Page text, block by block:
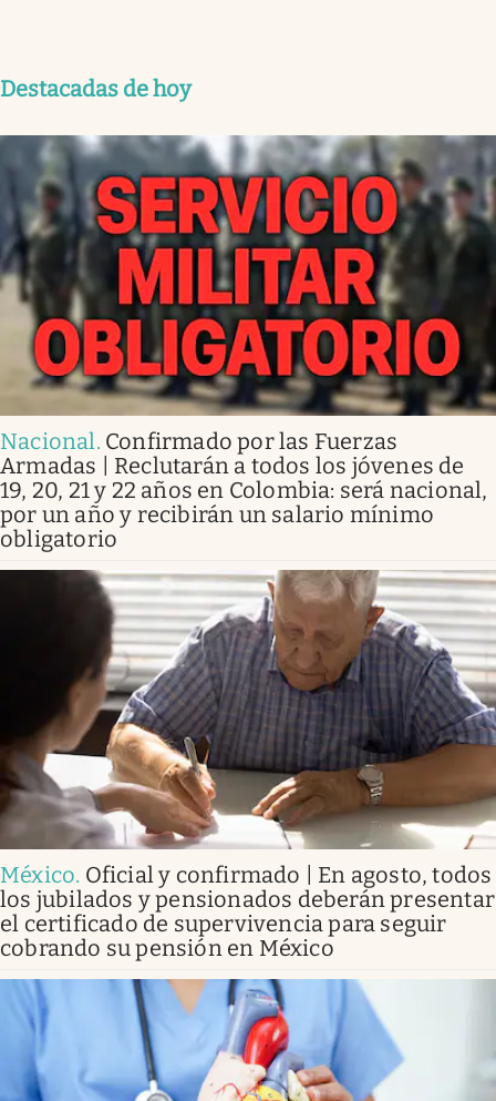
Destacadas de hoy
Nacional. Confirmado por las Fuerzas
Armadas | Reclutarán a todos los jóvenes de
19, 20, 21 y 22 años en Colombia: será nacional,
por un año y recibirán un salario mínimo
obligatorio
México. Oficial y confirmado | En agosto, todos
los jubilados y pensionados deberán presentar
el certificado de supervivencia para seguir
cobrando su pensión en México